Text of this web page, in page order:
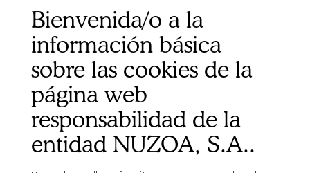
TESTS
Bienvenida/o a la
información básica
sobre las cookies de la
página web
responsabilidad de la
entidad NUZOA, S.A..